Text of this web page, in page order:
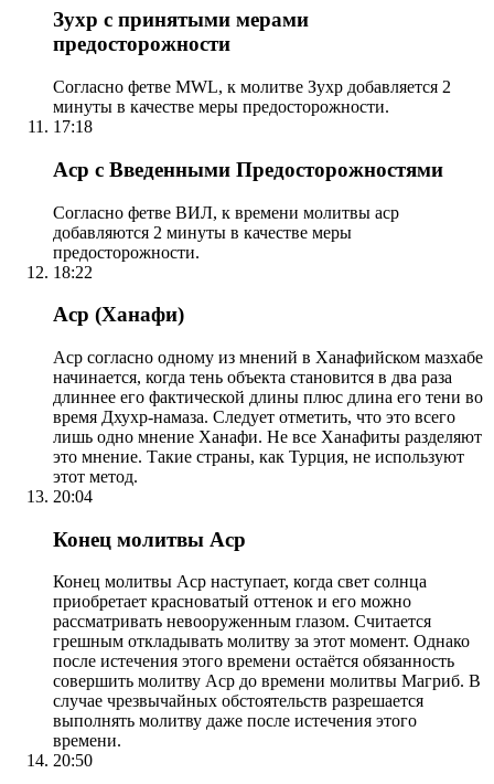
Зухр с принятыми мерами
предосторожности
Согласно фетве MWL, к молитве Зухр добавляется 2
минуты в качестве меры предосторожности.
17:18
Аср с Введенными Предосторожностями
Согласно фетве ВИЛ, к времени молитвы аср
добавляются 2 минуты в качестве меры
предосторожности.
18:22
Аср (Ханафи)
Аср согласно одному из мнений в Ханафийском мазхабе
начинается, когда тень объекта становится в два раза
длиннее его фактической длины плюс длина его тени во
время Дхухр-намаза. Следует отметить, что это всего
лишь одно мнение Ханафи. Не все Ханафиты разделяют
это мнение. Такие страны, как Турция, не используют
этот метод.
20:04
Конец молитвы Аср
Конец молитвы Аср наступает, когда свет солнца
приобретает красноватый оттенок и его можно
рассматривать невооруженным глазом. Считается
грешным откладывать молитву за этот момент. Однако
после истечения этого времени остаётся обязанность
совершить молитву Аср до времени молитвы Магриб. В
случае чрезвычайных обстоятельств разрешается
выполнять молитву даже после истечения этого
времени.
20:50